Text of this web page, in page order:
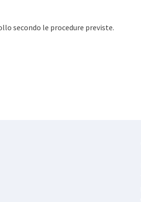
secondo le procedure previste.